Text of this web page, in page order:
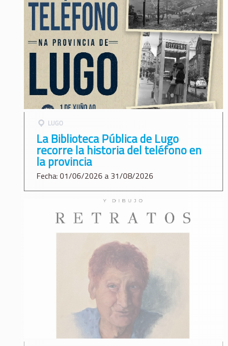
LUGO
La Biblioteca Pública de Lugo
recorre la historia del teléfono en
la provincia
Fecha: 01/06/2026 a 31/08/2026